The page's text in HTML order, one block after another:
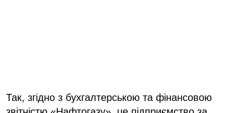
Так, згідно з бухгалтерською та фінансовою